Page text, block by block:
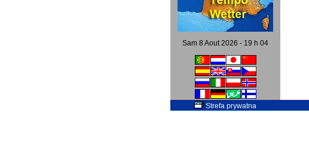
Sam 8 Aout 2026 - 19 h 04
Strefa prywatna